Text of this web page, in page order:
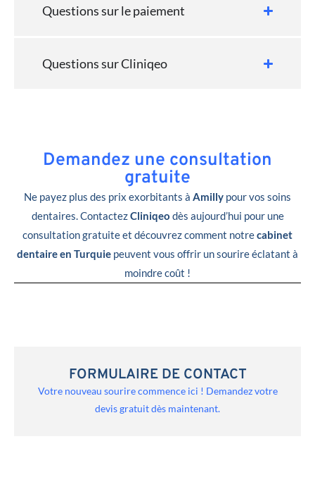
Questions sur le paiement
Questions sur Cliniqeo
Demandez une consultation
gratuite
Ne payez plus des prix exorbitants à Amilly pour vos soins
dentaires. ContactezCliniqeo dès aujourd’hui pour une
consultation gratuite et découvrez comment notrecabinet
dentaire en Turquie peuvent vous offrir un sourire éclatant à
moindre coût !
FORMULAIRE DE CONTACT
Votre nouveau sourire commence ici ! Demandez votre
devis gratuit dès maintenant.